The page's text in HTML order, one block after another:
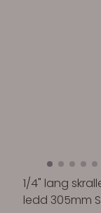
1/4" lang
ledd 305mm